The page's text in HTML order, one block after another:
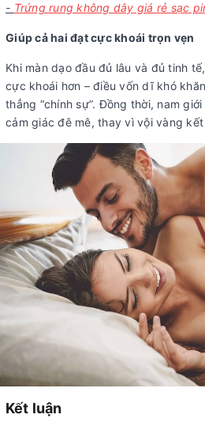
- Trứng rung không dây giá rẻ sạc
Giúp cả hai đạt cực khoái trọn vẹn
Khi màn dạo đầu đủ lâu và đủ tinh
cực khoái hơn – điều vốn dĩ khó
thẳng “chính sự”. Đồng thời, nam
cảm giác đê mê, thay vì vội vàng
Kết luận